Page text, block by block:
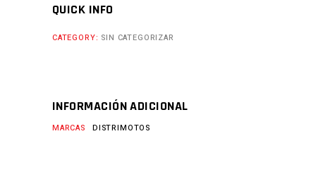
QUICK INFO
CATEGORY: SIN CATEGORIZAR
INFORMACIÓN ADICIONAL
MARCAS DISTRIMOTOS